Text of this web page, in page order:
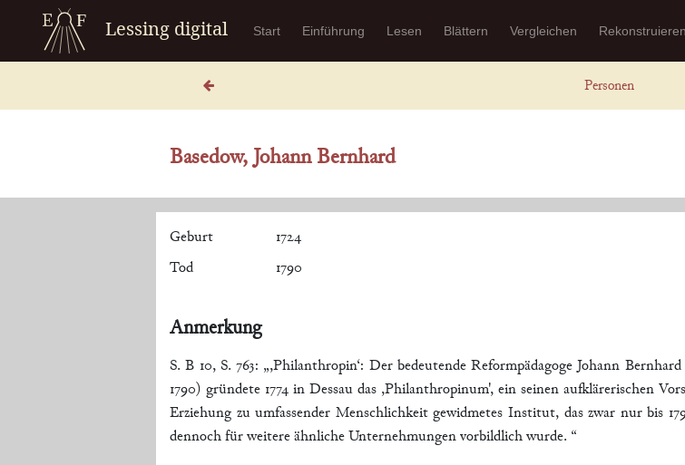
Lessing digital Start Einführung Lesen Blättern Vergleichen Rekonstruieren
Personen
Basedow, Johann Bernhard
Geburt
1724
Tod
1790
Anmerkung
S. B 10, S. 763: „,Philanthropin‘: Der bedeutende Reformpädagoge Johann Bernhard
1790) gründete 1774 in Dessau das ,Philanthropinum', ein seinen aufklärerischen
Erziehung zu umfassender Menschlichkeit gewidmetes Institut, das zwar nur bis
dennoch für weitere ähnliche Unternehmungen vorbildlich wurde. “